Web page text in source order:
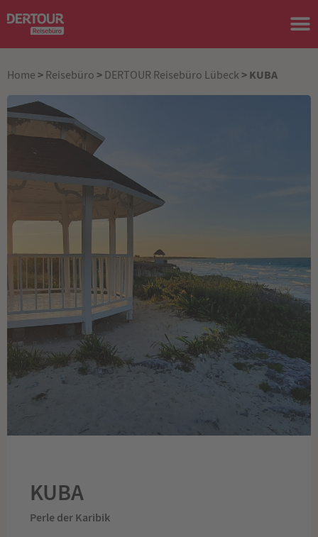
Home > Reisebüro > DERTOUR Reisebüro Lübeck > KUBA
KUBA
Perle der Karibik